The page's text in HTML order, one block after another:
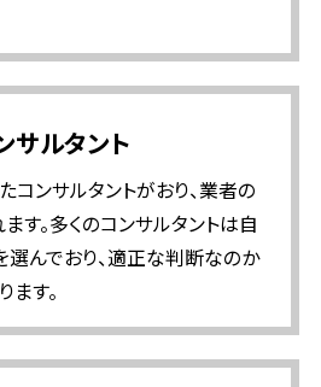
ルタント
ンサルタントがおり、業者の
す。多くのコンサルタントは自
んでおり、適正な判断なのか
す。